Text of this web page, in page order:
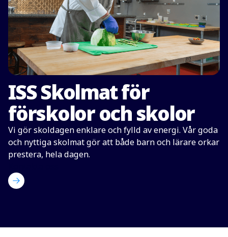
ISS Skolmat för
förskolor och skolor
Vi gör skoldagen enklare och fylld av energi. Vår goda
och nyttiga skolmat gör att både barn och lärare orkar
prestera, hela dagen.